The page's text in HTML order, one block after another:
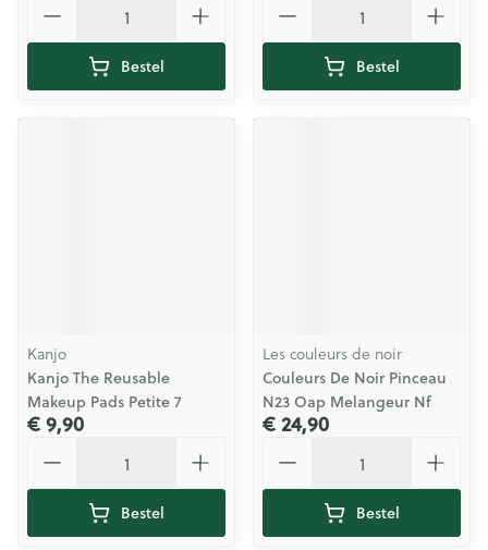
Bestel Bestel
Kanjo
Kanjo The Reusable
Makeup Pads Petite 7
€ 9,90
Bestel
Les couleurs de noir
Couleurs De Noir Pinceau
N23 Oap Melangeur Nf
€ 24,90
Bestel